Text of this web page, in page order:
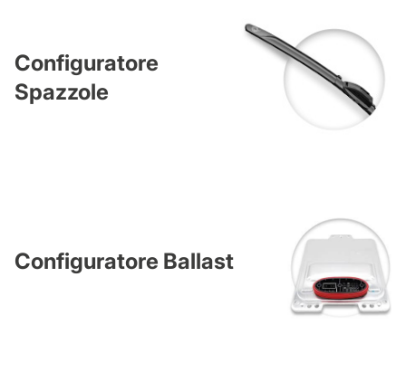
Configuratore
Spazzole
Configuratore Ballast